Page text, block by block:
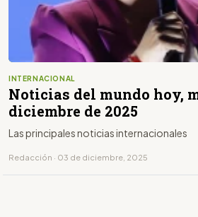
INTERNACIONAL
Noticias del mundo hoy,
diciembre de 2025
Las principales noticias internacionales
Redacción · 03 de diciembre, 2025